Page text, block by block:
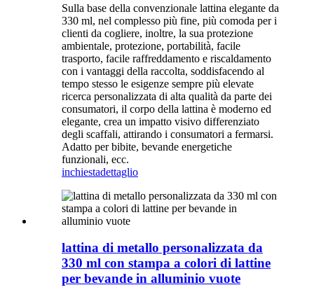
Sulla base della convenzionale lattina elegante da
330 ml, nel complesso più fine, più comoda per i
clienti da cogliere, inoltre, la sua protezione
ambientale, protezione, portabilità, facile
trasporto, facile raffreddamento e riscaldamento
con i vantaggi della raccolta, soddisfacendo al
tempo stesso le esigenze sempre più elevate
ricerca personalizzata di alta qualità da parte dei
consumatori, il corpo della lattina è moderno ed
elegante, crea un impatto visivo differenziato
degli scaffali, attirando i consumatori a fermarsi.
Adatto per bibite, bevande energetiche
funzionali, ecc.
inchiestadettaglio
lattina di metallo personalizzata da
330 ml con stampa a colori di lattine
per bevande in alluminio vuote